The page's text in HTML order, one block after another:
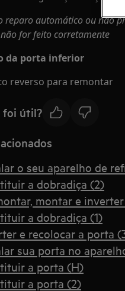
reparo automático ou não
for feito corretamente
da porta inferior
reverso para remontar
foi útil?
o seu aparelho de
a dobradiça (2)
montar e
a dobradiça (1)
e recolocar a porta
sua porta no
a porta (H)
a porta (2)